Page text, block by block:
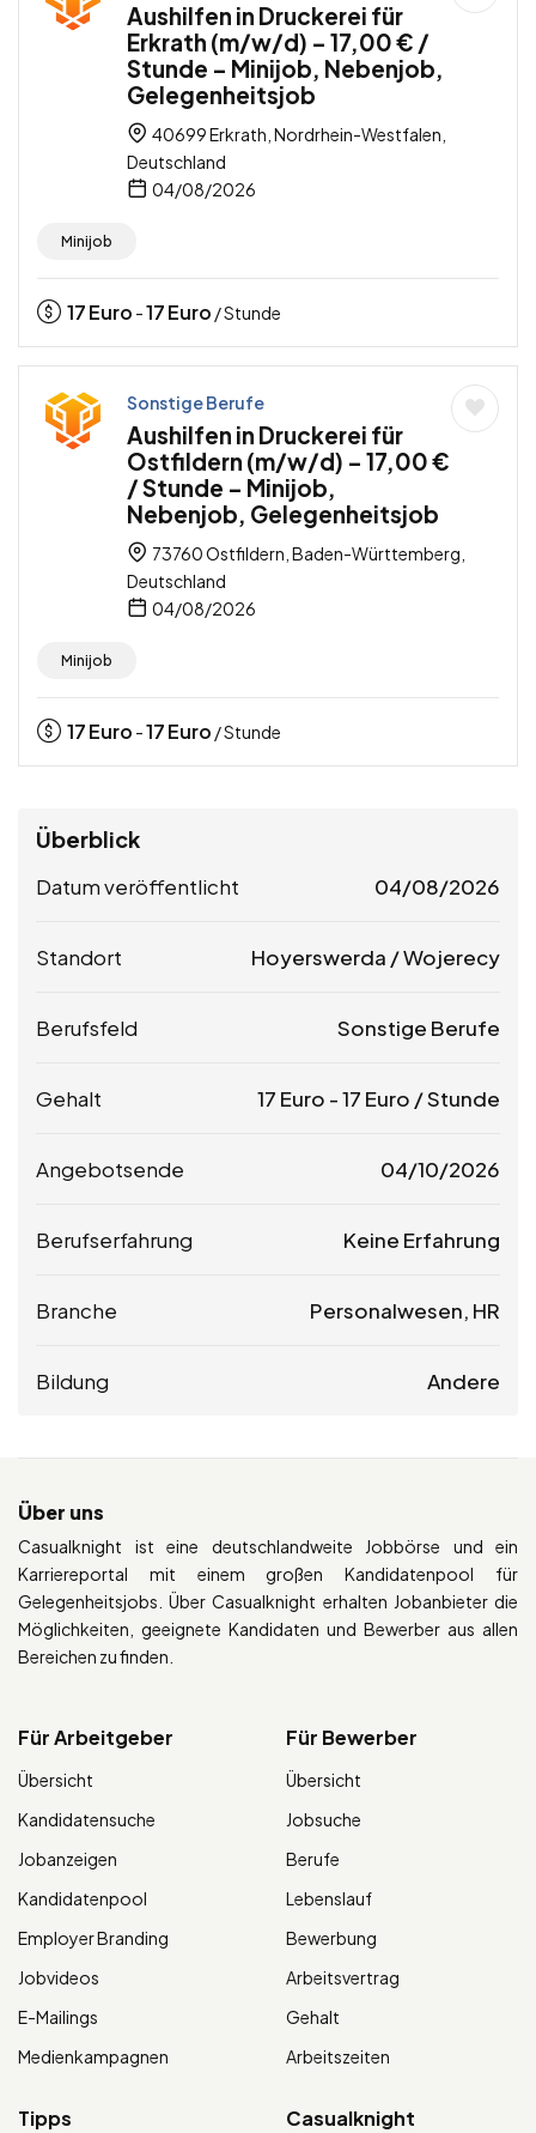
Aushilfen in Druckerei für
Erkrath (m/w/d) – 17,00 € /
Stunde – Minijob, Nebenjob,
Gelegenheitsjob
40699 Erkrath, Nordrhein-Westfalen,
Deutschland
04/08/2026
Minijob
17Euro -17Euro / Stunde
Sonstige Berufe
Aushilfen in Druckerei für
Ostfildern (m/w/d) – 17,00 €
/ Stunde – Minijob,
Nebenjob, Gelegenheitsjob
73760 Ostfildern, Baden-Württemberg,
Deutschland
04/08/2026
Minijob
17Euro -17Euro / Stunde
Überblick
Datum veröffentlicht 04/08/2026
Standort Hoyerswerda / Wojerecy
Berufsfeld Sonstige Berufe
Gehalt 17 Euro -17 Euro / Stunde
Angebotsende 04/10/2026
Berufserfahrung Keine Erfahrung
Branche Personalwesen, HR
Bildung Andere
Über uns
Casualknight ist eine deutschlandweite Jobbörse und ein
Karriereportal mit einem großen Kandidatenpool für
Gelegenheitsjobs. Über Casualknight erhalten Jobanbieter die
Möglichkeiten, geeignete Kandidaten und Bewerber aus allen
Bereichen zu finden.
Für Arbeitgeber
Übersicht
Kandidatensuche
Jobanzeigen
Kandidatenpool
Employer Branding
Jobvideos
E-Mailings
Medienkampagnen
Für Bewerber
Übersicht
Jobsuche
Berufe
Lebenslauf
Bewerbung
Arbeitsvertrag
Gehalt
Arbeitszeiten
Tipps Casualknight